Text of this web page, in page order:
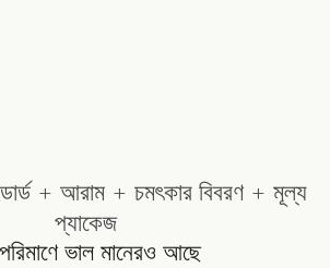
+ আরাম + চমৎকার বিবরণ + মূল্য
প্যাকেজ
ভাল মানেরও আছে